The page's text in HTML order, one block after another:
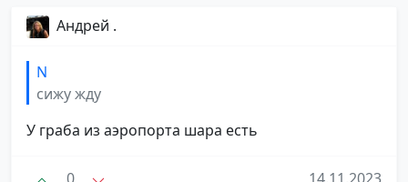
Андрей .
N
сижу жду
У граба из аэропорта шара есть